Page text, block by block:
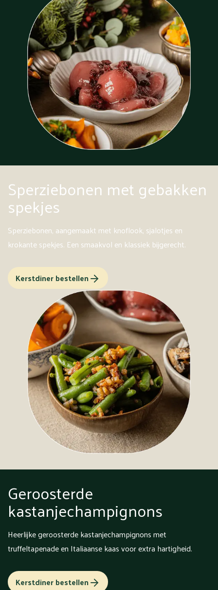
Sperziebonen met gebakken
spekjes
Sperziebonen, aangemaakt met knoflook, sjalotjes en
krokante spekjes. Een smaakvol en klassiek bijgerecht.
Kerstdiner bestellen
Geroosterde
kastanjechampignons
Heerlijke geroosterde kastanjechampignons met
truffeltapenade en Italiaanse kaas voor extra hartigheid.
Kerstdiner bestellen